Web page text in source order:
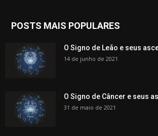
POSTS MAIS POPULARES
O Signo de Leão e seus
14 de junho de 2021
O Signo de Câncer e seus
31 de maio de 2021